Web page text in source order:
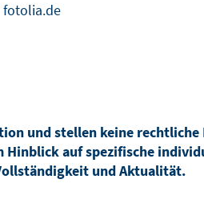
fotolia.de
und stellen keine rechtliche
auf spezifische
und Aktualität.